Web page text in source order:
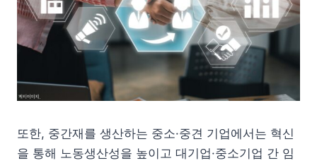
또한, 중간재를 생산하는 중소·중견 기업에서는 혁신
을 통해 노동생산성을 높이고 대기업·중소기업 간 임